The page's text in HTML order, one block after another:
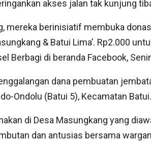
akses jalan tak kunjung
mereka berinisiatif membuka
& Batui Lima’. Rp2.000
Berbagi di beranda Facebook,
dana pembuatan
Ondolu (Batui 5), Kecamatan Batui.
di Desa Masungkang yang
dan antusias bersama